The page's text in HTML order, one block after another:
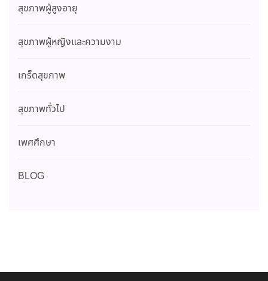
สุขภาพผู้สูงอายุ
สุขภาพผู้หญิงและความงาม
เกร็ดสุขภาพ
สุขภาพทั่วไป
เพศศึกษา
BLOG